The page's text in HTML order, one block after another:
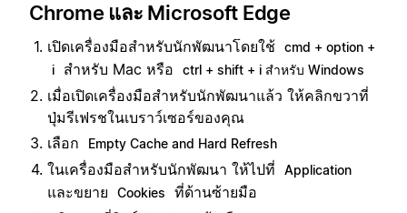
Chrome และ Microsoft Edge
เปิดเครื่องมือสำหรับนักพัฒนาโดยใช้ cmd + option +
i
สำหรับ Mac หรือ ctrl + shift + i สำหรับ Windows
เมื่อเปิดเครื่องมือสำหรับนักพัฒนาแล้ว ให้คลิกขวาที่
ปุ่มรีเฟรชในเบราว์เซอร์ของคุณ
เลือก
Empty Cache and Hard Refresh
ในเครื่องมือสำหรับนักพัฒนา ให้ไปที่ Application
และขยาย Cookies
ที่ด้านซ้ายมือ